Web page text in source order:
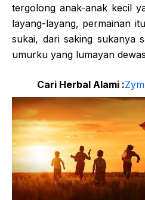
tergolong anak-anak kecil
layang-layang, permainan
sukai, dari saking sukanya
umurku yang lumayan
Cari Herbal Alami :